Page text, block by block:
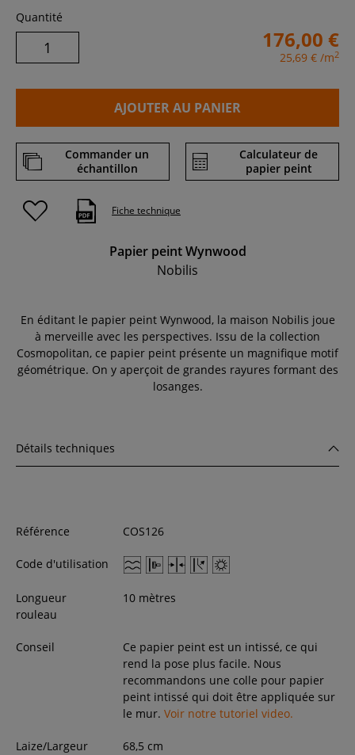
Quantité
176,00 €
25,69 € /m2
AJOUTER AU PANIER
Commander un
échantillon
Calculateur de
papier peint
Fiche technique
Papier peint Wynwood
Nobilis
En éditant le papier peint Wynwood, la maison Nobilis joue
à merveille avec les perspectives. Issu de la collection
Cosmopolitan, ce papier peint présente un magnifique motif
géométrique. On y aperçoit de grandes rayures formant des
losanges.
Détails techniques
Référence COS126
Code d'utilisation
Longueur
rouleau
10 mètres
Conseil
Ce papier peint est un intissé, ce qui
rend la pose plus facile. Nous
recommandons une colle pour papier
peint intissé qui doit être appliquée sur
le mur. Voir notre tutoriel video.
Laize/Largeur 68,5 cm